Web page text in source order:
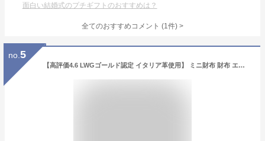
面白い結婚式のプチギフトのおすすめは？
全てのおすすめコメント (1件) >
no. 5
【高評価4.6 LWGゴールド認定 イタリア革使用】 ミニ財布 財布 エコレザー スキミング防止 レディース レザー 本革 三つ折り コンパクト おしゃれ 小銭入れ ボックス型小銭入れ 大人 ミニ サイフ きれいめ 三つ折り財布 かわいい 軽い 小さい 小さめ ミニマル